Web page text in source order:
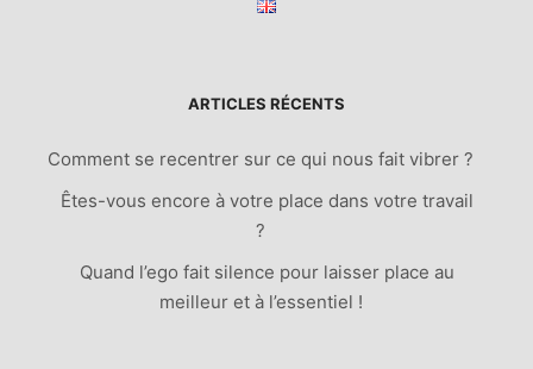
ARTICLES RÉCENTS
Comment se recentrer sur ce qui nous fait vibrer ?
Êtes-vous encore à votre place dans votre travail
?
Quand l’ego fait silence pour laisser place au
meilleur et à l’essentiel !